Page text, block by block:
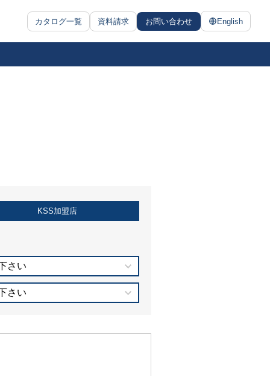
カタログ一覧 資料請求 お問い合わせ English
KSS加盟店
さい
さい